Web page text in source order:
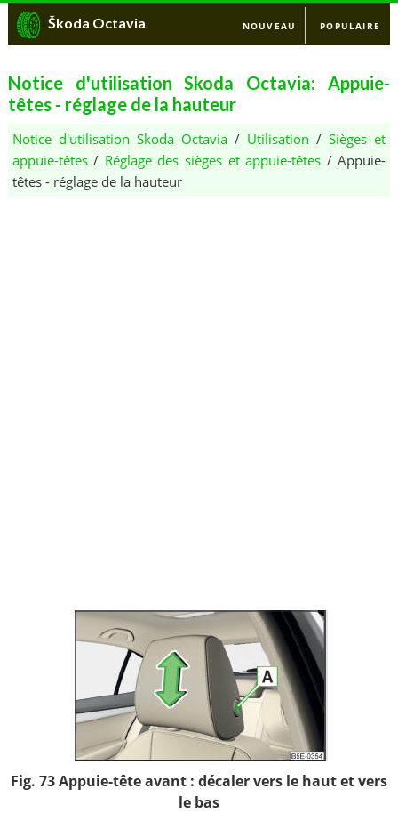
Škoda Octavia NOUVEAU POPULAIRE
Notice d'utilisation Skoda Octavia: Appuie-
têtes - réglage de la hauteur
Notice d'utilisation Skoda Octavia/ Utilisation /Sièges et
appuie-têtes/ Réglage des sièges et appuie-têtes / Appuie-
têtes - réglage de la hauteur
Fig. 73 Appuie-tête avant : décaler vers le haut et vers
le bas